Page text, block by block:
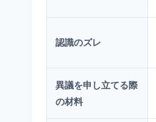
認識のズレ
異議を申し立てる際
の材料